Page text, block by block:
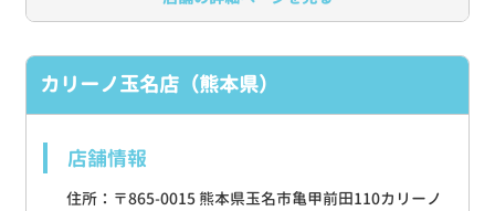
カリーノ玉名店（熊本県）
店舗情報
住所：〒865-0015 熊本県玉名市亀甲前田110カリーノ